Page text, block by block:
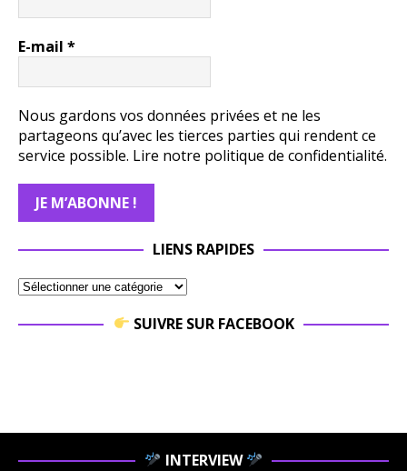
E-mail *
Nous gardons vos données privées et ne les
partageons qu’avec les tierces parties qui rendent ce
service possible. Lire notre politique de confidentialité.
LIENS RAPIDES
SUIVRE SUR FACEBOOK
INTERVIEW